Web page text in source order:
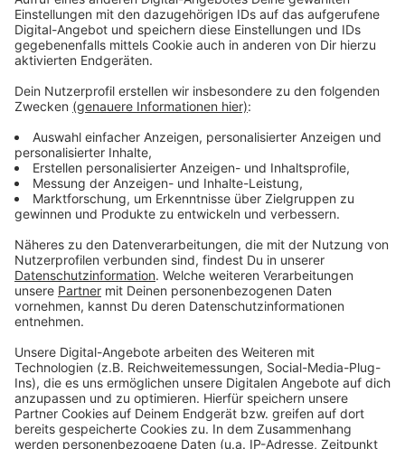
entscheidet der Stadtrat. Die Bauarbeiten könnten
dann im Jahr 2027 beginnen.
Anzeige
Weitere Infos und Links zum Thema:
Anzeige
Der Bau des Radschnellweges ist schon seit
Jahren Thema
Im April 2024 hat bereits die Bezirksvertretung
diskutiert
Radschnellweg
Anzeige